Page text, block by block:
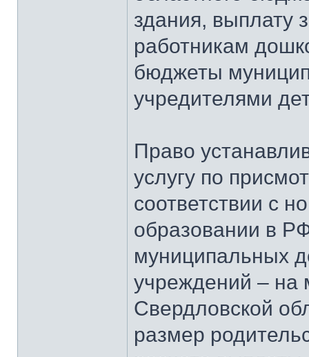
здания, выплату
работникам
бюджеты
учредителями
Право
услугу по
соответствии с
образовании в
муниципальных
учреждений – на
Свердловской
размер